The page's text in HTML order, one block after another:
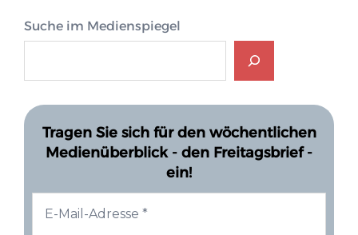
Suche im Medienspiegel
Tragen Sie sich für den wöchentlichen
Medienüberblick - den Freitagsbrief -
ein!